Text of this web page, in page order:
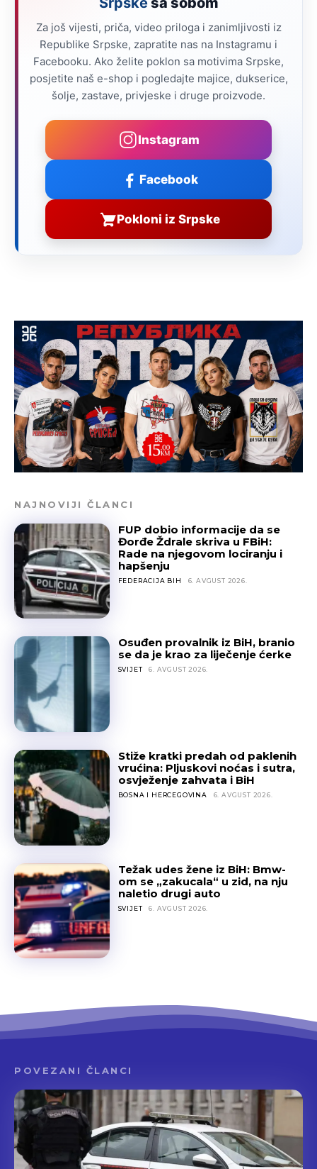
Za još vijesti, priča, video priloga i zanimljivosti iz
Republike Srpske, zapratite nas na Instagramu i
Facebooku. Ako želite poklon sa motivima Srpske,
posjetite naš e-shop i pogledajte majice, dukserice,
šolje, zastave, privjeske i druge proizvode.
Instagram
Facebook
Pokloni iz Srpske
NAJNOVIJI ČLANCI
FUP dobio informacije da se
Đorđe Ždrale skriva u FBiH:
Rade na njegovom lociranju i
hapšenju
FEDERACIJA BIH 6. AVGUST 2026.
Osuđen provalnik iz BiH, branio
se da je krao za liječenje ćerke
SVIJET 6. AVGUST 2026.
Stiže kratki predah od paklenih
vrućina: Pljuskovi noćas i sutra,
osvježenje zahvata i BiH
BOSNA I HERCEGOVINA 6. AVGUST 2026.
Težak udes žene iz BiH: Bmw-
om se „zakucala“ u zid, na nju
naletio drugi auto
SVIJET 6. AVGUST 2026.
POVEZANI ČLANCI